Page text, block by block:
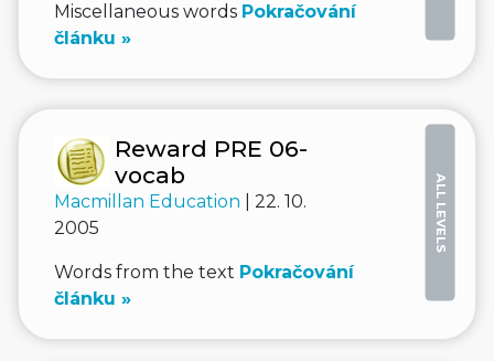
Miscellaneous words Pokračování
článku »
ALL LEVELS
Reward PRE 06-
vocab
Macmillan Education
| 22. 10.
2005
Words from the text Pokračování
článku »